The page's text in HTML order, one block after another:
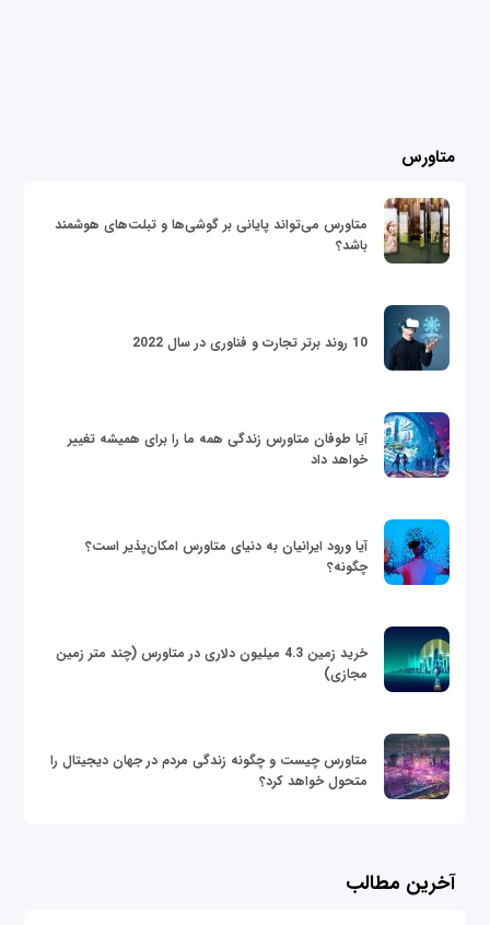
متاورس
متاورس می‌تواند پایانی بر گوشی‌ها و تبلت‌های هوشمند
باشد؟
10 روند برتر تجارت و فناوری در سال 2022
آیا طوفان متاورس زندگی همه ما را برای همیشه تغییر
خواهد داد
آیا ورود ایرانیان به دنیای متاورس امکان‌پذیر است؟
چگونه؟
خرید زمین 4.3 میلیون دلاری در متاورس (چند متر زمین
مجازی)
متاورس چیست و چگونه زندگی مردم در جهان دیجیتال را
متحول خواهد کرد؟
آخرین مطالب